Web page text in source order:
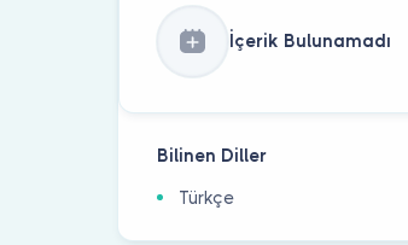
İçerik Bulunamadı
Bilinen Diller
Türkçe